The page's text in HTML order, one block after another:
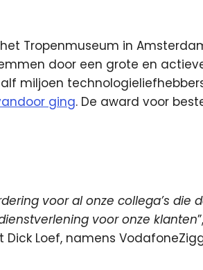
Tropenmuseum in
door een grote en
miljoen
ging. De award voor
voor al onze collega’s die
voor onze klanten
Loef, namens